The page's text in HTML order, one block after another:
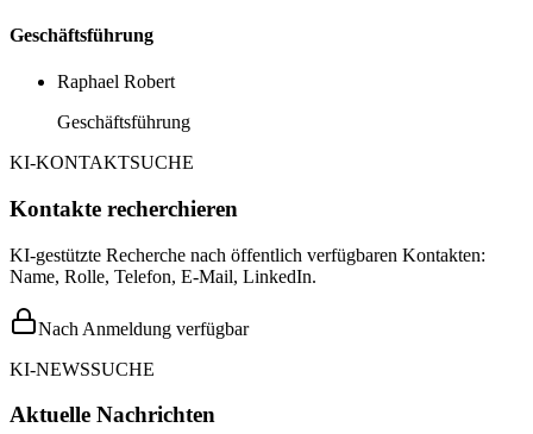
Geschäftsführung
Raphael Robert
Geschäftsführung
KI-KONTAKTSUCHE
Kontakte recherchieren
KI-gestützte Recherche nach öffentlich verfügbaren Kontakten:
Name, Rolle, Telefon, E-Mail, LinkedIn.
Nach Anmeldung verfügbar
KI-NEWSSUCHE
Aktuelle Nachrichten